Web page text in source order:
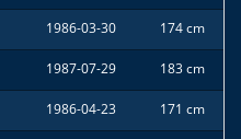
1986-03-30 174 cm
1987-07-29 183 cm
1986-04-23 171 cm